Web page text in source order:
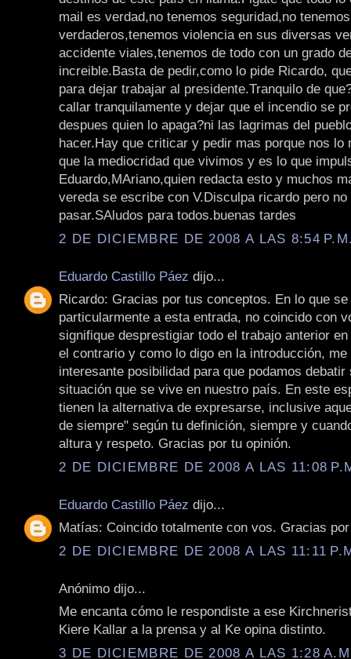
mail es verdad,no tenemos seguridad,no
verdaderos,tenemos violencia en sus diversas
accidente viales,tenemos de todo con un grado
increible.Basta de pedir,como lo pide Ricardo,
para dejar trabajar al presidente.Tranquilo de
callar tranquilamente y dejar que el incendio se
despues quien lo apaga?ni las lagrimas del
hacer.Hay que criticar y pedir mas porque nos lo
que la mediocridad que vivimos y es lo que
Eduardo,MAriano,quien redacta esto y muchos
vereda se escribe con V.Disculpa ricardo pero
pasar.SAludos para todos.buenas tardes
2 DE DICIEMBRE DE 2008 A LAS 8:54
Eduardo Castillo Páez dijo...
Ricardo: Gracias por tus conceptos. En lo que
particularmente a esta entrada, no coincido con
signifique desprestigiar todo el trabajo anterior
el contrario y como lo digo en la introducción, me
interesante posibilidad para que podamos debatir
situación que se vive en nuestro país. En este
tienen la alternativa de expresarse, inclusive
de siempre" según tu definición, siempre y
altura y respeto. Gracias por tu opinión.
2 DE DICIEMBRE DE 2008 A LAS 11:08
Eduardo Castillo Páez dijo...
Matías: Coincido totalmente con vos. Gracias
2 DE DICIEMBRE DE 2008 A LAS 11:11
Anónimo dijo...
Me encanta cómo le respondiste a ese
Kiere Kallar a la prensa y al Ke opina distinto.
3 DE DICIEMBRE DE 2008 A LAS 1:28